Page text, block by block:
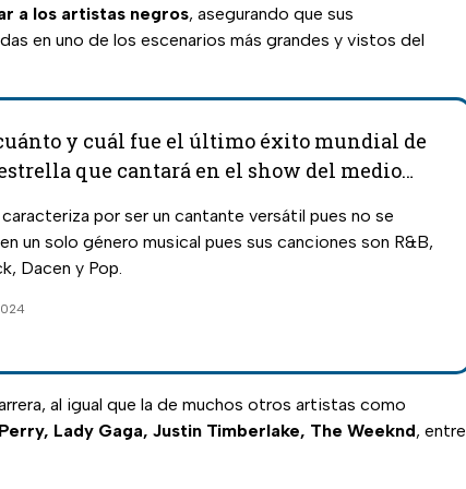
a los artistas negros, asegurando que sus
en uno de los escenarios más grandes y vistos del
y cuál fue el último éxito mundial de
que cantará en el show del medio
caracteriza por ser un cantante versátil pues no se
un solo género musical pues sus canciones son R&B,
Dacen y Pop.
al igual que la de muchos otros artistas como
Lady Gaga, Justin Timberlake, The Weeknd, entre